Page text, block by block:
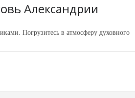
Александрии
Погрузитесь в атмосферу духовного